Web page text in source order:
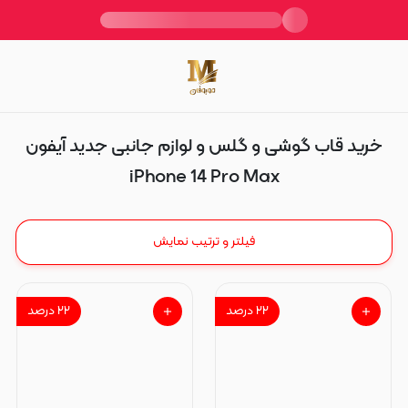
iPhone 14 Pro Max
خرید قاب گوشی و گلس و لوازم جانبی جدید آیفون
iPhone 14 Pro Max
فیلتر و ترتیب نمایش
۲۲درصد ۲۲درصد